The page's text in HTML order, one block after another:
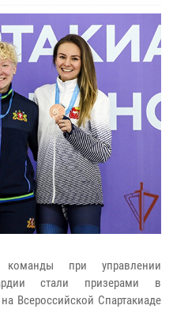
команды при управлении
стали призерами в
Всероссийской Спартакиаде